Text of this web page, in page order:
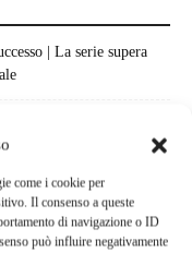
come i cookie per
Il consenso a queste
di navigazione o ID
può influire negativamente
| La serie supera
La quarta stagione riparte
svela data e prime
| Zak Penn conferma il